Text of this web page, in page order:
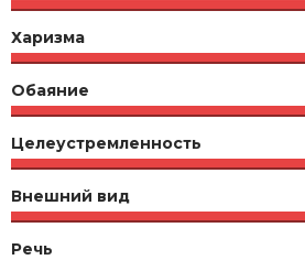
Харизма
Обаяние
Целеустремленность
Внешний вид
Речь